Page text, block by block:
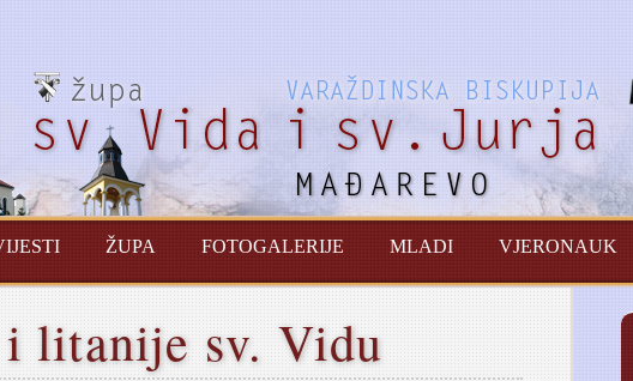
ŽUPA FOTOGALERIJE MLADI VJERONAUK
litanije sv. Vidu